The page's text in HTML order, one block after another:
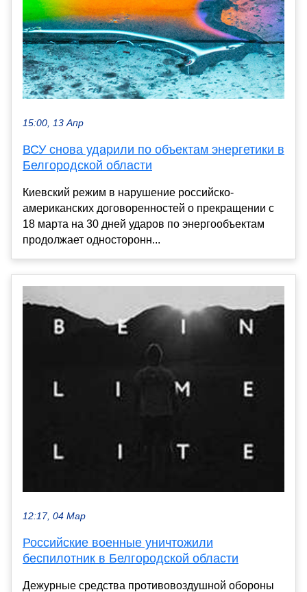
15:00, 13 Апр
ВСУ снова ударили по объектам энергетики в
Белгородской области
Киевский режим в нарушение российско-
американских договоренностей о прекращении с
18 марта на 30 дней ударов по энергообъектам
продолжает односторонн...
12:17, 04 Мар
Российские военные уничтожили
беспилотник в Белгородской области
Дежурные средства противовоздушной обороны